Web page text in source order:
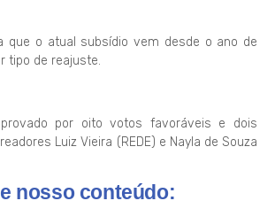
que o atual subsídio vem desde o ano de
tipo de reajuste.
por oito votos favoráveis e dois
Luiz Vieira (REDE) e Nayla de Souza
nosso conteúdo: